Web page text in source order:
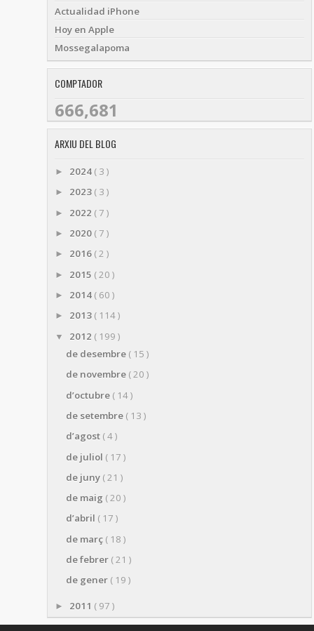
Actualidad iPhone
Hoy en Apple
Mossegalapoma
COMPTADOR
666,681
ARXIU DEL BLOG
► 2024 ( 3 )
► 2023 ( 3 )
► 2022 ( 7 )
► 2020 ( 7 )
► 2016 ( 2 )
► 2015 ( 20 )
► 2014 ( 60 )
► 2013 ( 114 )
▼ 2012 ( 199 )
de desembre ( 15 )
de novembre ( 20 )
d’octubre ( 14 )
de setembre ( 13 )
d’agost ( 4 )
de juliol ( 17 )
de juny ( 21 )
de maig ( 20 )
d’abril ( 17 )
de març ( 18 )
de febrer ( 21 )
de gener ( 19 )
► 2011 ( 97 )